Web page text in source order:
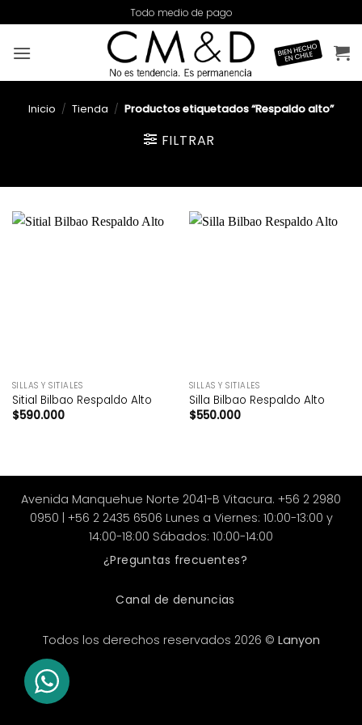
al
contenido
Todo medio de pago
Inicio / Tienda / Productos etiquetados “Respaldo alto”
FILTRAR
SILLAS Y SITIALES
Sitial Bilbao Respaldo Alto
$590.000
SILLAS Y SITIALES
Silla Bilbao Respaldo Alto
$550.000
Avenida Manquehue Norte 2041-B Vitacura. +56 2 2980
0950 | +56 2 2435 6506 Lunes a Viernes: 10:00-13:00 y
14:00-18:00 Sábados: 10:00-14:00
¿Preguntas frecuentes?
Canal de denuncias
Todos los derechos reservados 2026 © Lanyon